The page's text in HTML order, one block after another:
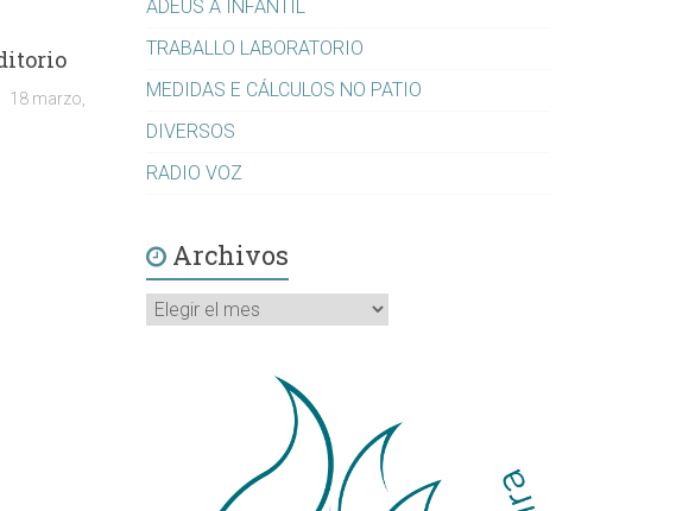
18 marzo,
ADEUS A INFANTIL
TRABALLO LABORATORIO
MEDIDAS E CÁLCULOS NO PATIO
DIVERSOS
RADIO VOZ
Archivos
Archivos